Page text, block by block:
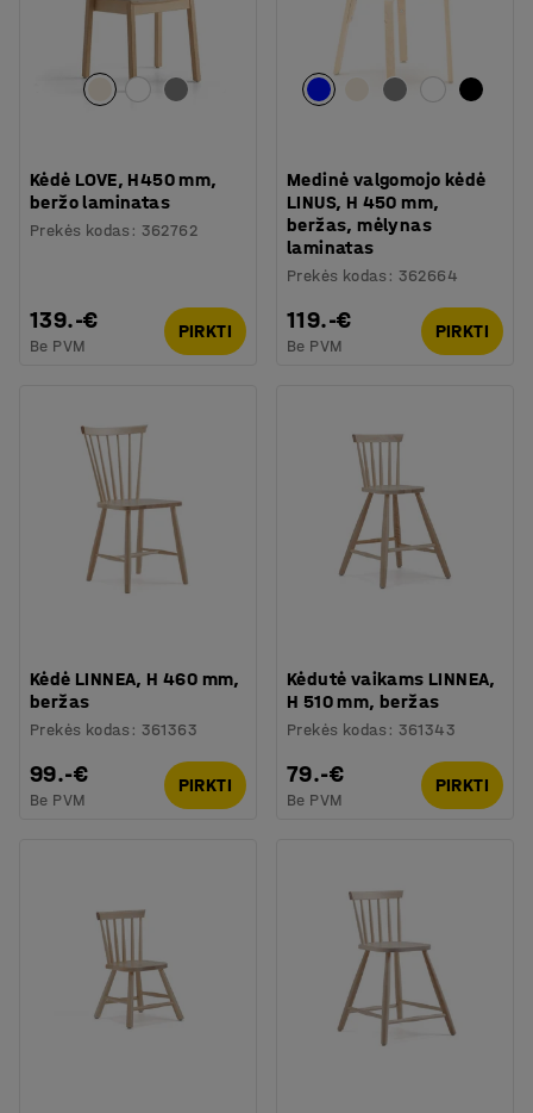
Kėdė LOVE, H450 mm,
beržo laminatas
Prekės kodas : 362762
139.-€
Be PVM
PIRKTI
Medinė valgomojo kėdė
LINUS, H 450 mm,
beržas, mėlynas
laminatas
Prekės kodas : 362664
119.-€
Be PVM
PIRKTI
Kėdė LINNEA, H 460 mm,
beržas
Prekės kodas : 361363
99.-€
Be PVM
PIRKTI
Kėdutė vaikams LINNEA,
H 510 mm, beržas
Prekės kodas : 361343
79.-€
Be PVM
PIRKTI